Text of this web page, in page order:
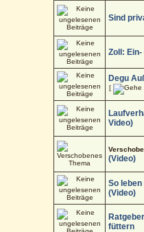
Sind
Zoll:
Degu
[
Video)
(Video)
So
(Video)
füttern